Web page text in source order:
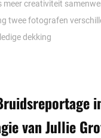
meer creativiteit
twee fotografen
dekking
van Jullie